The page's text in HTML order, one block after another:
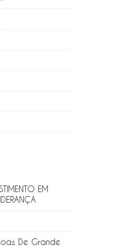
EM
De Grande